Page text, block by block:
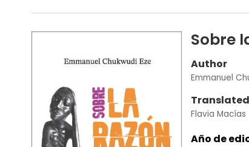
Sobre
Author
Emmanuel
Flavia Macías
Año de